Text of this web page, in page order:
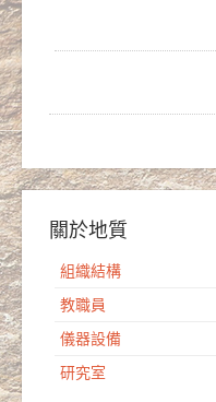
關於地質
組織結構
教職員
儀器設備
研究室